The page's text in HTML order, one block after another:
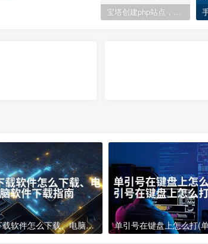
电脑下载软件怎么下载、电脑软件下载指南